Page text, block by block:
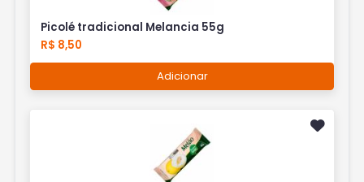
Picolé tradicional Melancia 55g
R$ 8,50
Adicionar